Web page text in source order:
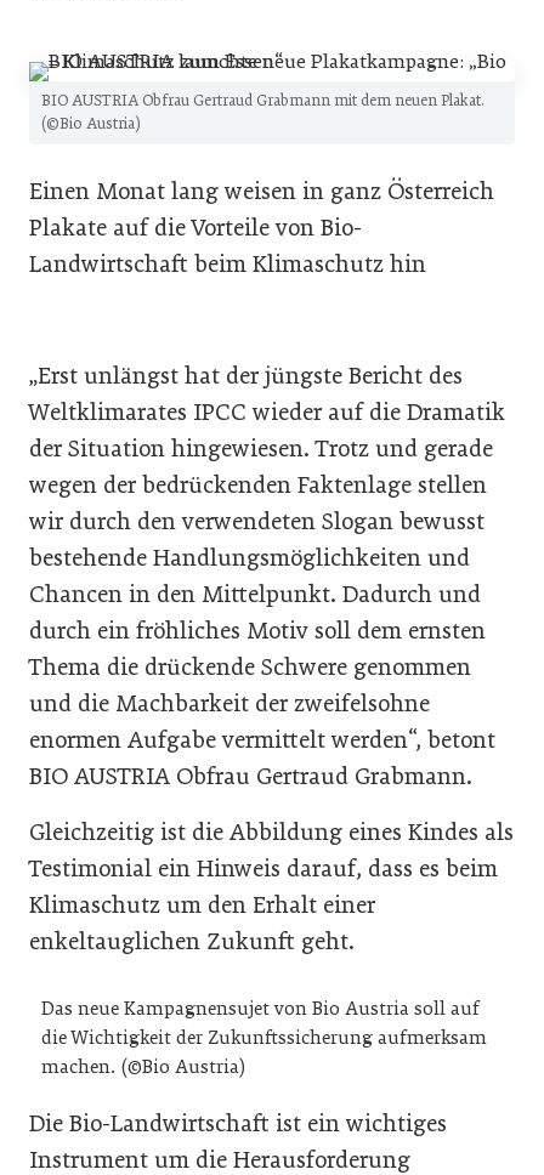
BIO AUSTRIA Obfrau Gertraud Grabmann mit dem neuen Plakat.
(©Bio Austria)
Einen Monat lang weisen in ganz Österreich
Plakate auf die Vorteile von Bio-
Landwirtschaft beim Klimaschutz hin
„Erst unlängst hat der jüngste Bericht des
Weltklimarates IPCC wieder auf die Dramatik
der Situation hingewiesen. Trotz und gerade
wegen der bedrückenden Faktenlage stellen
wir durch den verwendeten Slogan bewusst
bestehende Handlungsmöglichkeiten und
Chancen in den Mittelpunkt. Dadurch und
durch ein fröhliches Motiv soll dem ernsten
Thema die drückende Schwere genommen
und die Machbarkeit der zweifelsohne
enormen Aufgabe vermittelt werden“, betont
BIO AUSTRIA Obfrau Gertraud Grabmann.
Gleichzeitig ist die Abbildung eines Kindes als
Testimonial ein Hinweis darauf, dass es beim
Klimaschutz um den Erhalt einer
enkeltauglichen Zukunft geht.
Das neue Kampagnensujet von Bio Austria soll auf
die Wichtigkeit der Zukunftssicherung aufmerksam
machen. (©Bio Austria)
Die Bio-Landwirtschaft ist ein wichtiges
Instrument um die Herausforderung